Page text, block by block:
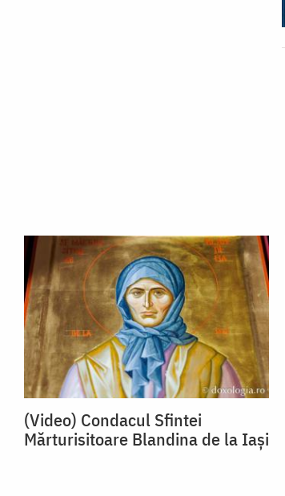
(Video) Condacul Sfintei
Mărturisitoare Blandina de la Iași